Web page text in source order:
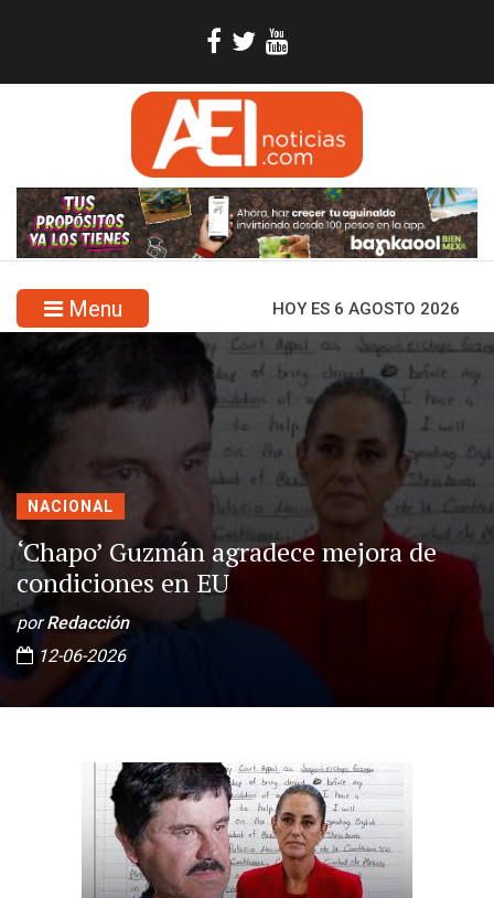
Menu HOY ES 6 AGOSTO 2026
NACIONAL
‘Chapo’ Guzmán agradece mejora de
condiciones en EU
porRedacción
12-06-2026